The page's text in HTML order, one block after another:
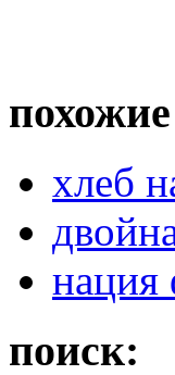
хлеб
нация
поиск: